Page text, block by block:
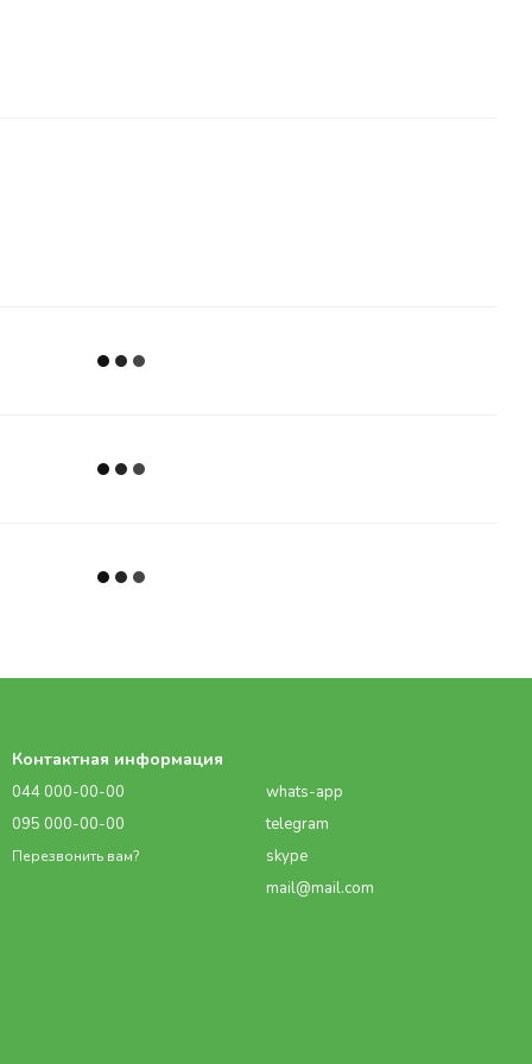
Контактная информация
044 000-00-00
095 000-00-00
Перезвонить вам?
whats-app
telegram
skype
mail@mail.com